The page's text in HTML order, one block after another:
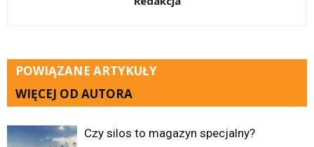
POWIĄZANE ARTYKUŁY
WIĘCEJ OD AUTORA
Czy silos to magazyn specjalny?